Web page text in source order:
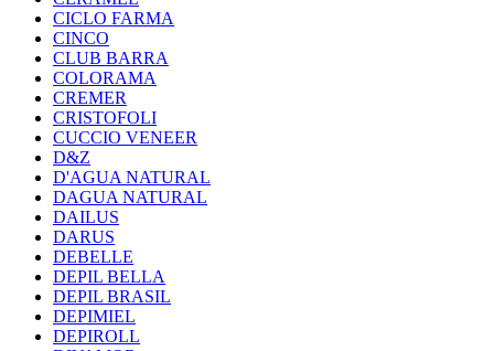
CICLO FARMA
CINCO
CLUB BARRA
COLORAMA
CREMER
CRISTOFOLI
CUCCIO VENEER
D&Z
D'AGUA NATURAL
DAGUA NATURAL
DAILUS
DARUS
DEBELLE
DEPIL BELLA
DEPIL BRASIL
DEPIMIEL
DEPIROLL